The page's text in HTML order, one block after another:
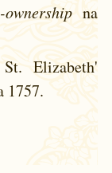
na
Elizabeth'
1757.